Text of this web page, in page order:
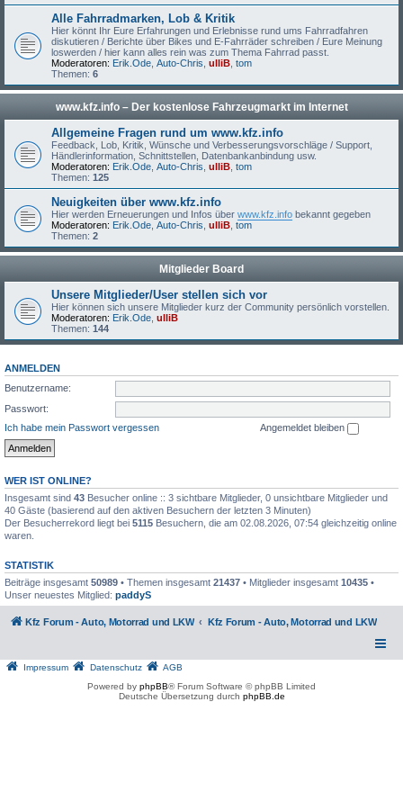
Alle Fahrradmarken, Lob & Kritik
Hier könnt Ihr Eure Erfahrungen und Erlebnisse rund ums Fahrradfahren
diskutieren / Berichte über Bikes und E-Fahrräder schreiben / Eure Meinung
loswerden / hier kann alles rein was zum Thema Fahrrad passt.
Moderatoren: Erik.Ode Auto-Chris ulliB tom
Themen: 6
www.kfz.info – Der kostenlose Fahrzeugmarkt im Internet
Allgemeine Fragen rund um www.kfz.info
Feedback, Lob, Kritik, Wünsche und Verbesserungsvorschläge / Support,
Händlerinformation, Schnittstellen, Datenbankanbindung usw.
Moderatoren: Erik.Ode Auto-Chris ulliB tom
Themen: 125
Neuigkeiten über www.kfz.info
Hier werden Erneuerungen und Infos über www.kfz.info bekannt gegeben
Moderatoren: Erik.Ode Auto-Chris ulliB tom
Themen: 2
Mitglieder Board
Unsere Mitglieder/User stellen sich vor
Hier können sich unsere Mitglieder kurz der Community persönlich vorstellen.
Moderatoren: Erik.Ode ulliB
Themen: 144
ANMELDEN
Benutzername:
Passwort:
Ich habe mein Passwort vergessen
Angemeldet bleiben
WER IST ONLINE?
Insgesamt sind 43 Besucher online :: 3 sichtbare Mitglieder, 0 unsichtbare Mitglieder und
40 Gäste (basierend auf den aktiven Besuchern der letzten 3 Minuten)
Der Besucherrekord liegt bei 5115 Besuchern, die am 02.08.2026, 07:54 gleichzeitig online
waren.
STATISTIK
Beiträge insgesamt 50989 • Themen insgesamt 21437 • Mitglieder insgesamt 10435 •
Unser neuestes Mitglied: paddyS
Kfz Forum - Auto, Motorrad und LKW Kfz Forum - Auto, Motorrad und LKW
Impressum Datenschutz
AGB
Powered by phpBB® Forum Software © phpBB Limited
Deutsche Übersetzung durch phpBB.de